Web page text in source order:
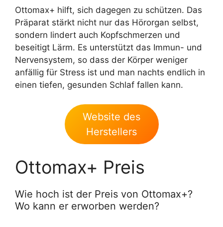
Ottomax+ hilft, sich dagegen zu schützen. Das
Präparat stärkt nicht nur das Hörorgan selbst,
sondern lindert auch Kopfschmerzen und
beseitigt Lärm. Es unterstützt das Immun- und
Nervensystem, so dass der Körper weniger
anfällig für Stress ist und man nachts endlich in
einen tiefen, gesunden Schlaf fallen kann.
Website des
Herstellers
Ottomax+ Preis
Wie hoch ist der Preis von Ottomax+?
Wo kann er erworben werden?